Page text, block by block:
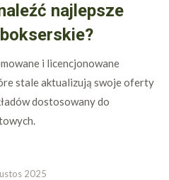
najlepsze
i licencjonowane
stale aktualizują swoje oferty
dostosowany do
2025